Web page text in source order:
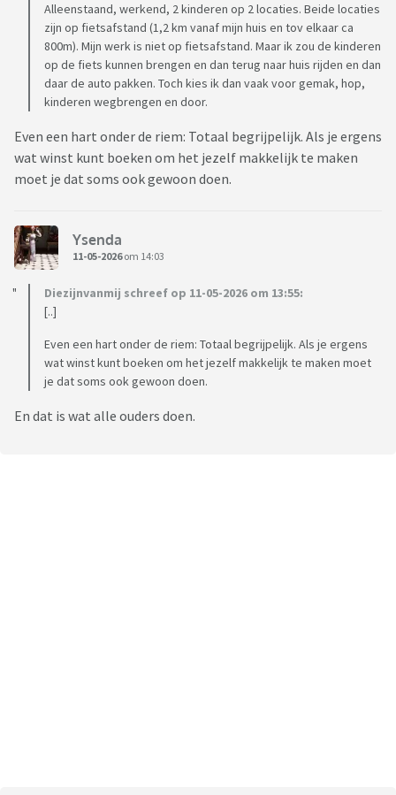
Alleenstaand, werkend, 2 kinderen op 2 locaties. Beide locaties
zijn op fietsafstand (1,2 km vanaf mijn huis en tov elkaar ca
800m). Mijn werk is niet op fietsafstand. Maar ik zou de kinderen
op de fiets kunnen brengen en dan terug naar huis rijden en dan
daar de auto pakken. Toch kies ik dan vaak voor gemak, hop,
kinderen wegbrengen en door.
Even een hart onder de riem: Totaal begrijpelijk. Als je ergens
wat winst kunt boeken om het jezelf makkelijk te maken
moet je dat soms ook gewoon doen.
Ysenda
11-05-2026om 14:03
Diezijnvanmij schreef op 11-05-2026 om 13:55:
[..]
Even een hart onder de riem: Totaal begrijpelijk. Als je ergens
wat winst kunt boeken om het jezelf makkelijk te maken moet
je dat soms ook gewoon doen.
En dat is wat alle ouders doen.